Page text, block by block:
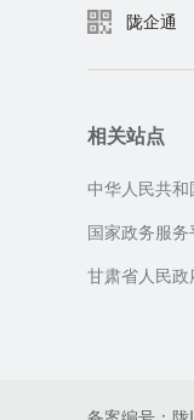
陇企通
相关站点
中华人民共
国家政务服务
甘肃省人民政